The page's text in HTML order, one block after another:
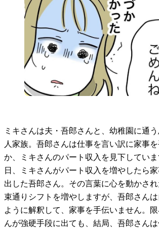
ミキさんは夫・吾郎さんと、幼稚園に通
人家族。吾郎さんは仕事を言い訳に家事
か、ミキさんのパート収入を見下してい
日、ミキさんがパート収入を増やしたら
出した吾郎さん。その言葉に心を動かさ
束通りシフトを増やしますが、吾郎さん
ように解釈して、家事を手伝いません。
んが強硬手段に出ても、結局、吾郎さん